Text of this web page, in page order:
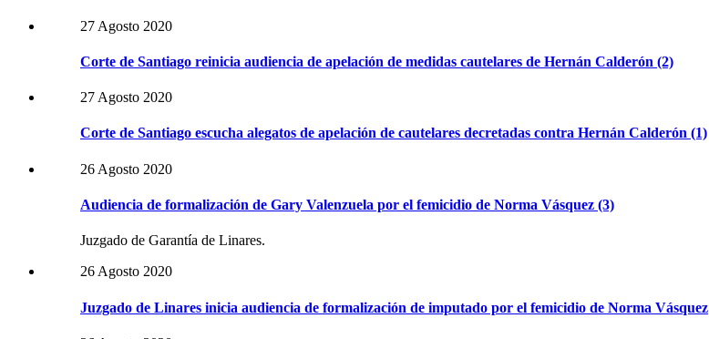
27 Agosto 2020
Corte de Santiago reinicia audiencia de apelación de medidas cautelares de Hernán Calderón (2)
27 Agosto 2020
Corte de Santiago escucha alegatos de apelación de cautelares decretadas contra Hernán Calderón (1)
26 Agosto 2020
Audiencia de formalización de Gary Valenzuela por el femicidio de Norma Vásquez (3)
Juzgado de Garantía de Linares.
26 Agosto 2020
Juzgado de Linares inicia audiencia de formalización de imputado por el femicidio de Norma Vásquez